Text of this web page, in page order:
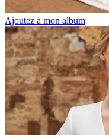
Ajoutez à mon album